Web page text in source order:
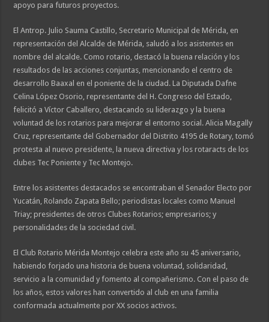
apoyo para futuros proyectos.
El Antrop. Julio Sauma Castillo, Secretario Municipal de Mérida, en
representación del Alcalde de Mérida, saludó a los asistentes en
nombre del alcalde. Como rotario, destacó la buena relación y los
resultados de las acciones conjuntas, mencionando el centro de
desarrollo Baaxal en el poniente de la ciudad. La Diputada Dafne
Celina López Osorio, representante del H. Congreso del Estado,
felicitó a Víctor Caballero, destacando su liderazgo y la buena
voluntad de los rotarios para mejorar el entorno social. Alicia Magally
Cruz, representante del Gobernador del Distrito 4195 de Rotary, tomó
protesta al nuevo presidente, la nueva directiva y los rotaracts de los
clubes Tec Poniente y Tec Montejo.
Entre los asistentes destacados se encontraban el Senador Electo por
Yucatán, Rolando Zapata Bello; periodistas locales como Manuel
Triay; presidentes de otros Clubes Rotarios; empresarios; y
personalidades de la sociedad civil.
El Club Rotario Mérida Montejo celebra este año su 45 aniversario,
habiendo forjado una historia de buena voluntad, solidaridad,
servicio a la comunidad y fomento al compañerismo. Con el paso de
los años, estos valores han convertido al club en una familia
conformada actualmente por XX socios activos.